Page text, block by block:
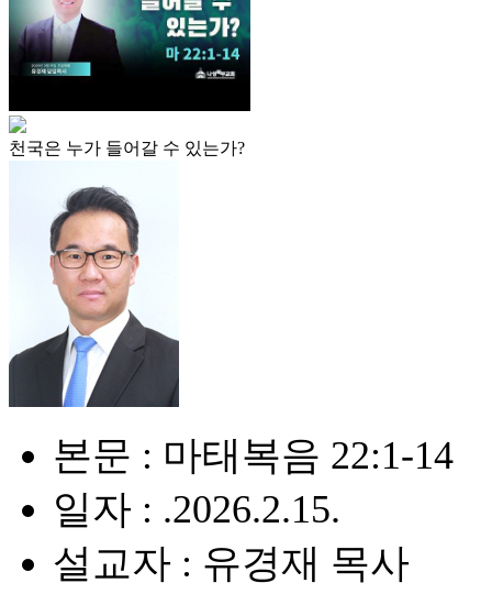
천국은 누가 들어갈 수 있는가?
본문 : 마태복음 22:1-14
일자 : .2026.2.15.
설교자 : 유경재 목사